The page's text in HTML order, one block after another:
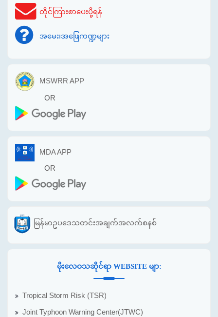
တိုင်ကြားစာပေးပို့ရန်
အမေး၊အဖြေကဏ္ဍများ
MSWRR APP
OR
MDA APP
OR
မြန်မာဥပဒေသတင်းအချက်အလက်စနစ်
မိုးလေဝသဆိုင်ရာ WEBSITE မျာ:
Tropical Storm Risk (TSR)
Joint Typhoon Warning Center(JTWC)